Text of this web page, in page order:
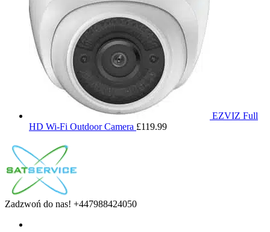
EZVIZ Full
HD Wi-Fi Outdoor Camera £119.99
Zadzwoń do nas! +447988424050